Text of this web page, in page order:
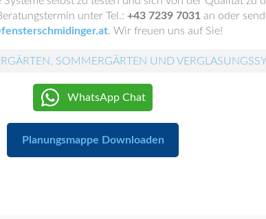
unter Tel.: +43 7239 7031 an oder
. Wir freuen uns auf Sie!
SOMMERGÄRTEN UND
WhatsApp Chat
Planungsmappe Downloaden